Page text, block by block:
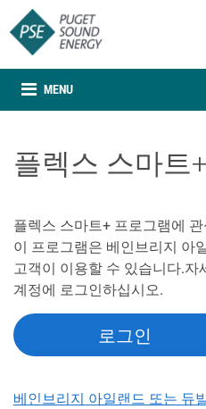
MENU
플렉스 스마트+
플렉스 스마트+ 프로그램에
이 프로그램은 베인브리지 아
고객이 이용할 수 있습니다.자
계정에 로그인하십시오.
로그인
베인브리지 아일랜드 또는 듀